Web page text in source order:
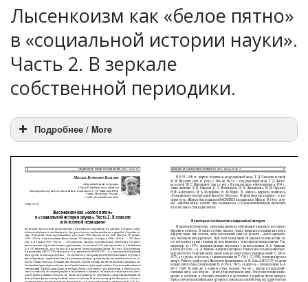
Лысенкоизм как «белое пятно»
в «социальной истории науки».
Часть 2. В зеркале
собственной периодики.
Подробнее / More